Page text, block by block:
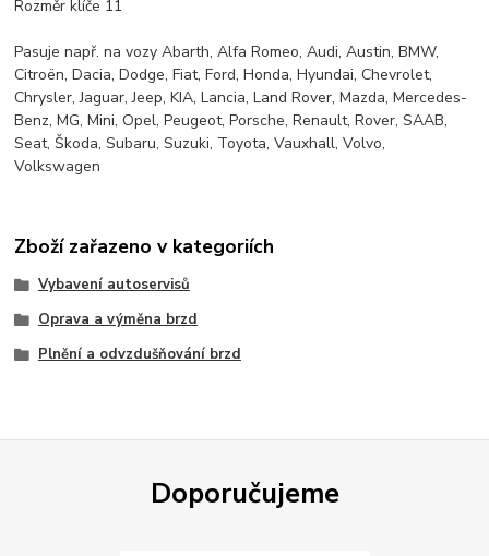
Rozměr klíče 11
Pasuje např. na vozy Abarth, Alfa Romeo, Audi, Austin, BMW,
Citroën, Dacia, Dodge, Fiat, Ford, Honda, Hyundai, Chevrolet,
Chrysler, Jaguar, Jeep, KIA, Lancia, Land Rover, Mazda, Mercedes-
Benz, MG, Mini, Opel, Peugeot, Porsche, Renault, Rover, SAAB,
Seat, Škoda, Subaru, Suzuki, Toyota, Vauxhall, Volvo,
Volkswagen
Zboží zařazeno v kategoriích
Vybavení autoservisů
Oprava a výměna brzd
Plnění a odvzdušňování brzd
Doporučujeme